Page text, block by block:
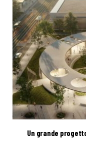
Un grande